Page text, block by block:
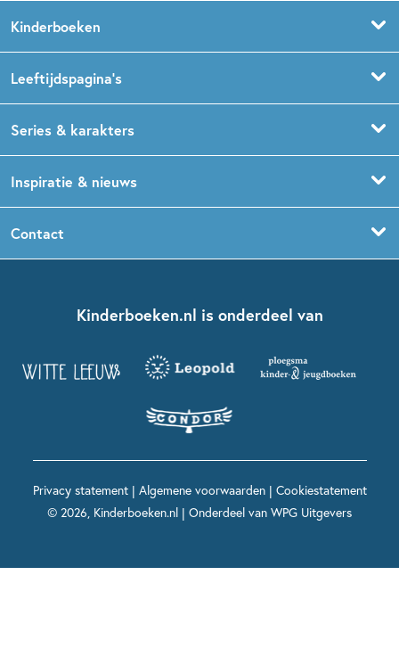
Kinderboeken
Prentenboeken
Babyboeken
Sprookjesboeken
Kinderboeken diversiteit
Grappige kinderboeken
Spannende kinderboeken
Leeftijdspagina’s
Boekentips 1,5 - 3 jaar
Boekentips 5 - 7 jaar
Boekentips 12+ jaar
Voor volwassenen
Series & karakters
Dog Man
Spekkie en Sproet
Maxi & Helium
Inspiratie & nieuws
Kinderjury
Voor het onderwijs
Contact
Kinderboeken.nl is onderdeel van
Privacy statement| Algemene voorwaarden| Cookiestatement
© 2026, Kinderboeken.nl | Onderdeel van WPG Uitgevers